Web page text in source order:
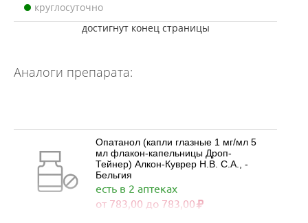
круглосуточно
достигнут конец страницы
Аналоги препарата:
Опатанол (капли глазные 1 мг/мл 5
мл флакон-капельницы Дроп-
Тейнер) Алкон-Куврер Н.В. С.А., -
Бельгия
есть в 2 аптеках
от 783,00 до 783,00